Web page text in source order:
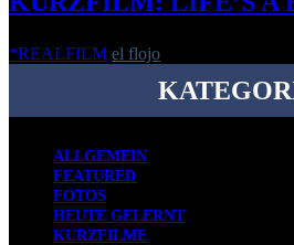
*REALFILM el flojo
ALLGEMEIN
FEATURED
FOTOS
HEUTE GELERNT
KURZFILME